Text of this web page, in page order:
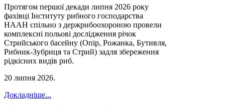
Протягом першої декади липня 2026 року
фахівці Інституту рибного господарства
НААН спільно з держрибоохороною провели
комплексні польові дослідження річок
Стрийського басейну (Опір, Рожанка, Бутивля,
Рибник-Зубриця та Стрий) задля збереження
рідкісних видів риб.
20 липня 2026.
Докладніше...